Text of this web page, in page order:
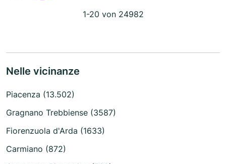
1-20 von 24982
Nelle vicinanze
Piacenza (13.502)
Gragnano Trebbiense (3587)
Fiorenzuola d'Arda (1633)
Carmiano (872)